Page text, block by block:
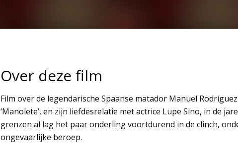
Over deze film
Film over de legendarische Spaanse matador Manuel
‘Manolete’, en zijn liefdesrelatie met actrice Lupe Sino, in de
grenzen al lag het paar onderling voortdurend in de clinch,
ongevaarlijke beroep.